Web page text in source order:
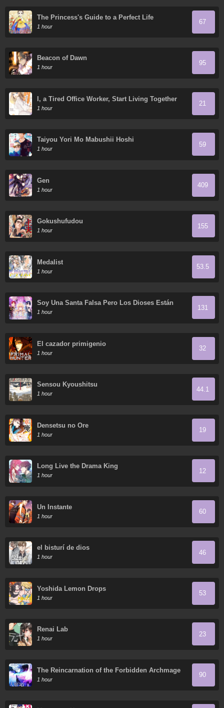
The Princess's Guide to a Perfect Life
1 hour
67
Beacon of Dawn
1 hour
95
I, a Tired Office Worker, Start Living Together
with a Beautiful Highschool Girl whom I Met
Again After 7 Years
1 hour
21
Taiyou Yori Mo Mabushii Hoshi
1 hour
59
Gen
1 hour
409
Gokushufudou
1 hour
155
Medalist
1 hour
53.5
Soy Una Santa Falsa Pero Los Dioses Están
Obsesionados Conmigo
1 hour
131
El cazador primigenio
1 hour
32
Sensou Kyoushitsu
1 hour
44.1
Densetsu no Ore
1 hour
19
Long Live the Drama King
1 hour
12
Un Instante
1 hour
60
el bisturí de dios
1 hour
46
Yoshida Lemon Drops
1 hour
53
Renai Lab
1 hour
23
The Reincarnation of the Forbidden Archmage
1 hour
90